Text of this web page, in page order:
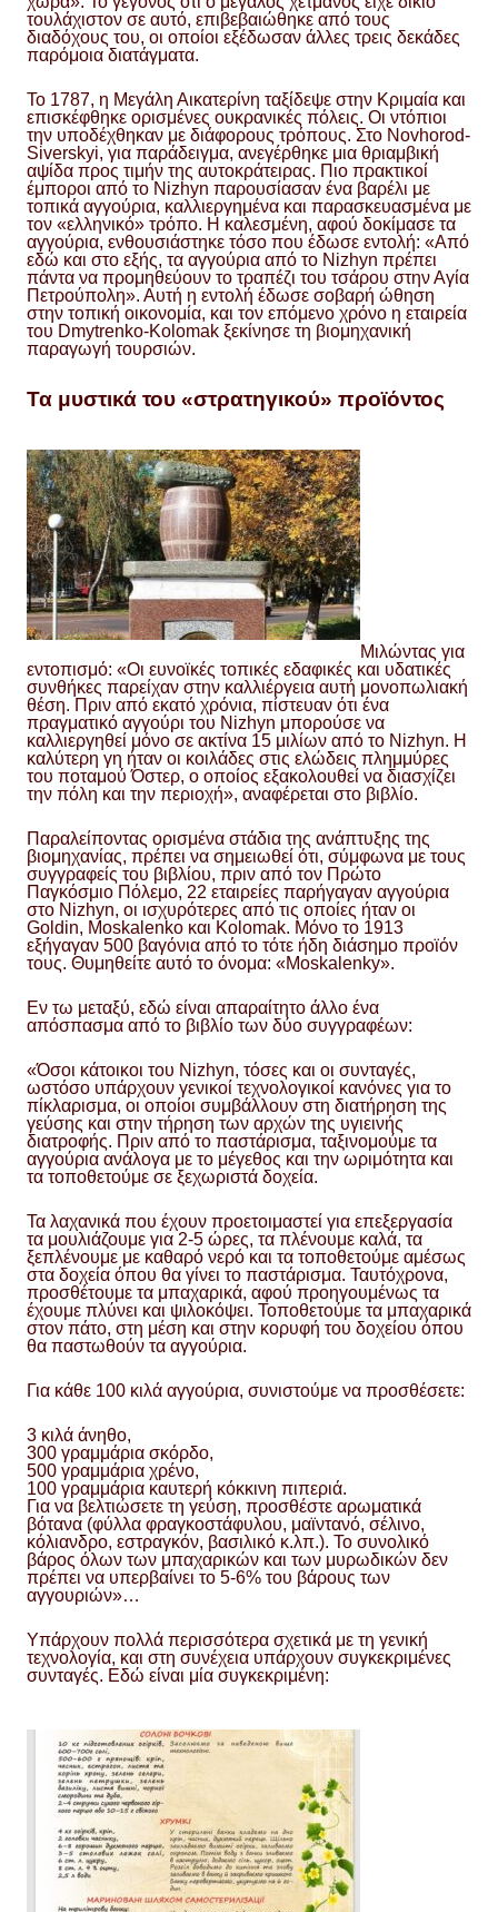
τουλάχιστον σε αυτό, επιβεβαιώθηκε από τους
διαδόχους του, οι οποίοι εξέδωσαν άλλες τρεις δεκάδες
παρόμοια διατάγματα.
Το 1787, η Μεγάλη Αικατερίνη ταξίδεψε στην Κριμαία και
επισκέφθηκε ορισμένες ουκρανικές πόλεις. Οι ντόπιοι
την υποδέχθηκαν με διάφορους τρόπους. Στο Novhorod-
Siverskyi, για παράδειγμα, ανεγέρθηκε μια θριαμβική
αψίδα προς τιμήν της αυτοκράτειρας. Πιο πρακτικοί
έμποροι από το Nizhyn παρουσίασαν ένα βαρέλι με
τοπικά αγγούρια, καλλιεργημένα και παρασκευασμένα με
τον «ελληνικό» τρόπο. Η καλεσμένη, αφού δοκίμασε τα
αγγούρια, ενθουσιάστηκε τόσο που έδωσε εντολή: «Από
εδώ και στο εξής, τα αγγούρια από το Nizhyn πρέπει
πάντα να προμηθεύουν το τραπέζι του τσάρου στην Αγία
Πετρούπολη». Αυτή η εντολή έδωσε σοβαρή ώθηση
στην τοπική οικονομία, και τον επόμενο χρόνο η εταιρεία
του Dmytrenko-Kolomak ξεκίνησε τη βιομηχανική
παραγωγή τουρσιών.
Τα μυστικά του «στρατηγικού» προϊόντος
Μιλώντας για
εντοπισμό: «Οι ευνοϊκές τοπικές εδαφικές και υδατικές
συνθήκες παρείχαν στην καλλιέργεια αυτή μονοπωλιακή
θέση. Πριν από εκατό χρόνια, πίστευαν ότι ένα
πραγματικό αγγούρι του Nizhyn μπορούσε να
καλλιεργηθεί μόνο σε ακτίνα 15 μιλίων από το Nizhyn. Η
καλύτερη γη ήταν οι κοιλάδες στις ελώδεις πλημμύρες
του ποταμού Όστερ, ο οποίος εξακολουθεί να διασχίζει
την πόλη και την περιοχή», αναφέρεται στο βιβλίο.
Παραλείποντας ορισμένα στάδια της ανάπτυξης της
βιομηχανίας, πρέπει να σημειωθεί ότι, σύμφωνα με τους
συγγραφείς του βιβλίου, πριν από τον Πρώτο
Παγκόσμιο Πόλεμο, 22 εταιρείες παρήγαγαν αγγούρια
στο Nizhyn, οι ισχυρότερες από τις οποίες ήταν οι
Goldin, Moskalenko και Kolomak. Μόνο το 1913
εξήγαγαν 500 βαγόνια από το τότε ήδη διάσημο προϊόν
τους. Θυμηθείτε αυτό το όνομα: «Moskalenky».
Εν τω μεταξύ, εδώ είναι απαραίτητο άλλο ένα
απόσπασμα από το βιβλίο των δύο συγγραφέων:
«Όσοι κάτοικοι του Nizhyn, τόσες και οι συνταγές,
ωστόσο υπάρχουν γενικοί τεχνολογικοί κανόνες για το
πίκλαρισμα, οι οποίοι συμβάλλουν στη διατήρηση της
γεύσης και στην τήρηση των αρχών της υγιεινής
διατροφής. Πριν από το παστάρισμα, ταξινομούμε τα
αγγούρια ανάλογα με το μέγεθος και την ωριμότητα και
τα τοποθετούμε σε ξεχωριστά δοχεία.
Τα λαχανικά που έχουν προετοιμαστεί για επεξεργασία
τα μουλιάζουμε για 2-5 ώρες, τα πλένουμε καλά, τα
ξεπλένουμε με καθαρό νερό και τα τοποθετούμε αμέσως
στα δοχεία όπου θα γίνει το παστάρισμα. Ταυτόχρονα,
προσθέτουμε τα μπαχαρικά, αφού προηγουμένως τα
έχουμε πλύνει και ψιλοκόψει. Τοποθετούμε τα μπαχαρικά
στον πάτο, στη μέση και στην κορυφή του δοχείου όπου
θα παστωθούν τα αγγούρια.
Για κάθε 100 κιλά αγγούρια, συνιστούμε να προσθέσετε:
3 κιλά άνηθο,
300 γραμμάρια σκόρδο,
500 γραμμάρια χρένο,
100 γραμμάρια καυτερή κόκκινη πιπεριά.
Για να βελτιώσετε τη γεύση, προσθέστε αρωματικά
βότανα (φύλλα φραγκοστάφυλου, μαϊντανό, σέλινο,
κόλιανδρο, εστραγκόν, βασιλικό κ.λπ.). Το συνολικό
βάρος όλων των μπαχαρικών και των μυρωδικών δεν
πρέπει να υπερβαίνει το 5-6% του βάρους των
αγγουριών»…
Υπάρχουν πολλά περισσότερα σχετικά με τη γενική
τεχνολογία, και στη συνέχεια υπάρχουν συγκεκριμένες
συνταγές. Εδώ είναι μία συγκεκριμένη: